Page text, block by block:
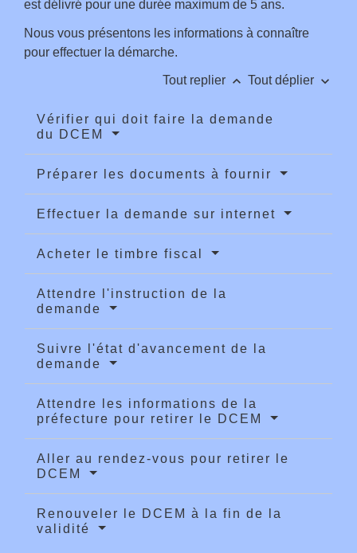
est délivré pour une durée maximum de 5 ans.
Nous vous présentons les informations à connaître
pour effectuer la démarche.
Tout replier keyboard_arrow_up Tout déplier keyboard_arrow_down
Vérifier qui doit faire la demande
du DCEM
Préparer les documents à fournir
Effectuer la demande sur internet
Acheter le timbre fiscal
Attendre l'instruction de la
demande
Suivre l'état d'avancement de la
demande
Attendre les informations de la
préfecture pour retirer le DCEM
Aller au rendez-vous pour retirer le
DCEM
Renouveler le DCEM à la fin de la
validité